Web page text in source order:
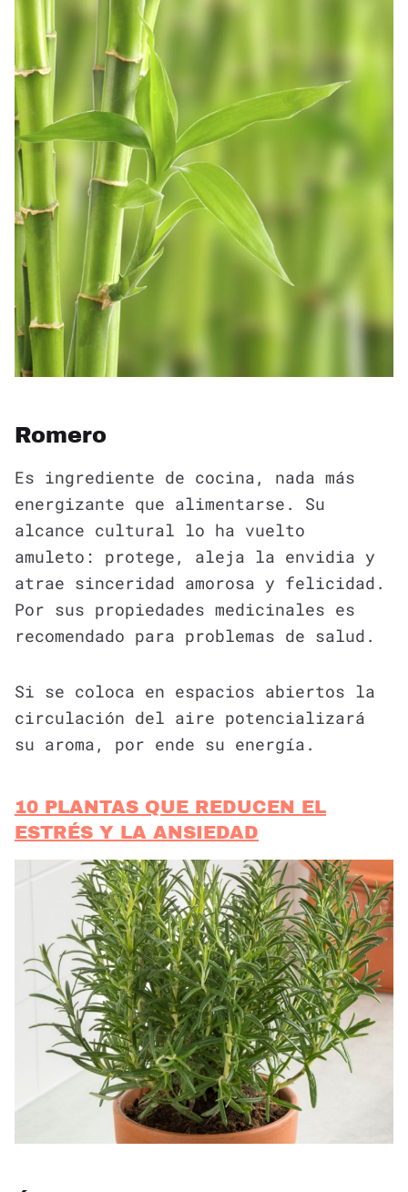
Romero
Es ingrediente de cocina, nada más
energizante que alimentarse. Su
alcance cultural lo ha vuelto
amuleto: protege, aleja la envidia y
atrae sinceridad amorosa y felicidad.
Por sus propiedades medicinales es
recomendado para problemas de salud.
Si se coloca en espacios abiertos la
circulación del aire potencializará
su aroma, por ende su energía.
10 PLANTAS QUE REDUCEN EL
ESTRÉS Y LA ANSIEDAD